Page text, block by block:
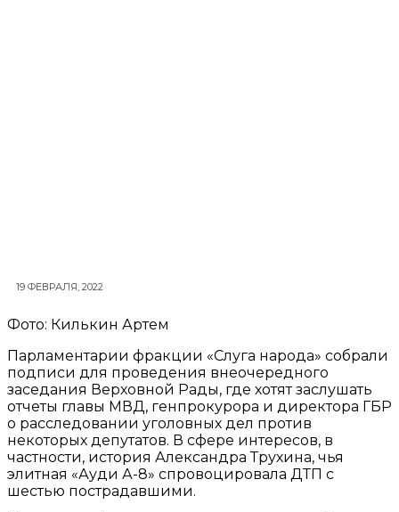
19 ФЕВРАЛЯ, 2022
Фото: Килькин Артем
Парламентарии фракции «Слуга народа» собрали
подписи для проведения внеочередного
заседания Верховной Рады, где хотят заслушать
отчеты главы МВД, генпрокурора и директора ГБР
о расследовании уголовных дел против
некоторых депутатов. В сфере интересов, в
частности, история Александра Трухина, чья
элитная «Ауди А-8» спровоцировала ДТП с
шестью пострадавшими.